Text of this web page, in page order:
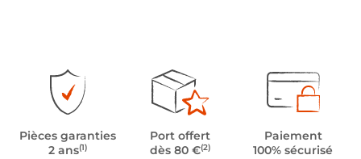
Pièces garanties
2 ans(1)
Port offert
dès 80 €(2)
Paiement
100% sécurisé